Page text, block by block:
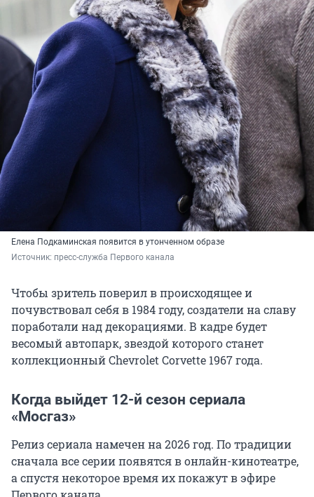
Елена Подкаминская появится в утонченном образе
Источник: пресс-служба Первого канала
Чтобы зритель поверил в происходящее и
почувствовал себя в 1984 году, создатели на славу
поработали над декорациями. В кадре будет
весомый автопарк, звездой которого станет
коллекционный Chevrolet Corvette 1967 года.
Когда выйдет 12-й сезон сериала
«Мосгаз»
Релиз сериала намечен на 2026 год. По традиции
сначала все серии появятся в онлайн-кинотеатре,
а спустя некоторое время их покажут в эфире